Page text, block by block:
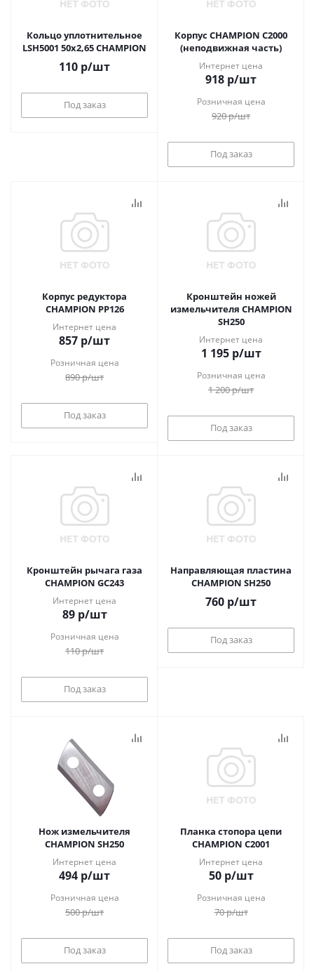
Кольцо уплотнительное
LSH5001 50х2,65 CHAMPION
110 р/шт
Под заказ
Корпус CHAMPION C2000
(неподвижная часть)
Интернет цена
918 р/шт
Розничная цена
920р/шт
Под заказ
Корпус редуктора
CHAMPION PP126
Интернет цена
857 р/шт
Розничная цена
890р/шт
Под заказ
Кронштейн ножей
измельчителя CHAMPION
SH250
Интернет цена
1 195р/шт
Розничная цена
1 200р/шт
Под заказ
Кронштейн рычага газа
CHAMPION GC243
Интернет цена
89р/шт
Розничная цена
110р/шт
Под заказ
Направляющая пластина
CHAMPION SH250
760 р/шт
Под заказ
Нож измельчителя
CHAMPION SH250
Интернет цена
494 р/шт
Розничная цена
500р/шт
Под заказ
Планка стопора цепи
CHAMPION C2001
Интернет цена
50р/шт
Розничная цена
70р/шт
Под заказ